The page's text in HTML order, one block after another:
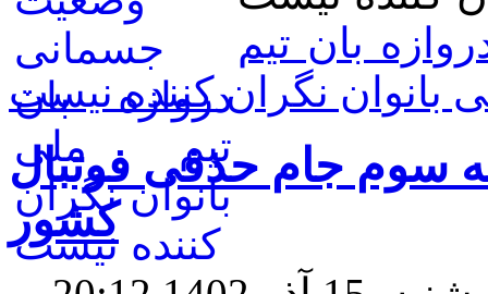
بان تیم
بانوان نگران کننده نیست
سوم جام حذفی فوتبال
کشور